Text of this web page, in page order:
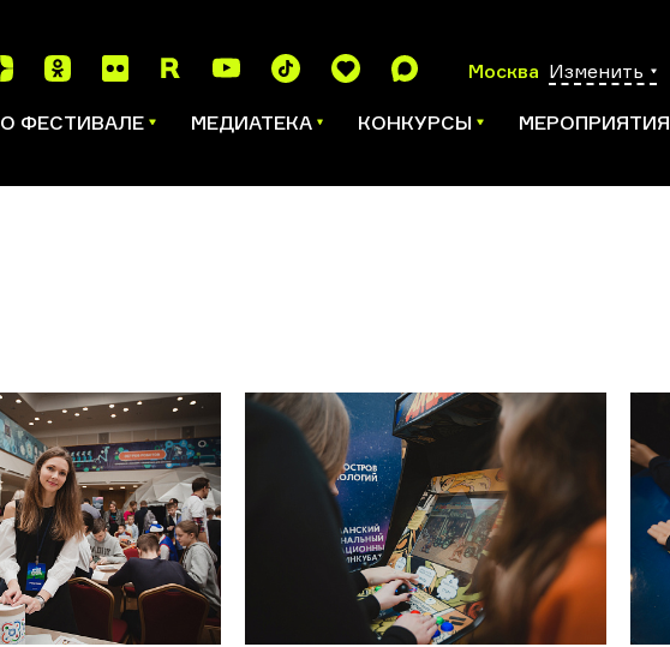
Москва Изменить
О ФЕСТИВАЛЕ МЕДИАТЕКА КОНКУРСЫ МЕРОПРИЯТИЯ